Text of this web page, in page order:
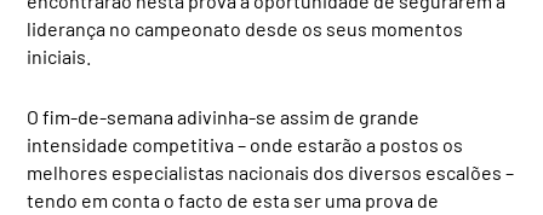
liderança no campeonato desde os seus momentos
iniciais.
O fim-de-semana adivinha-se assim de grande
intensidade competitiva – onde estarão a postos os
melhores especialistas nacionais dos diversos escalões –
tendo em conta o facto de esta ser uma prova de